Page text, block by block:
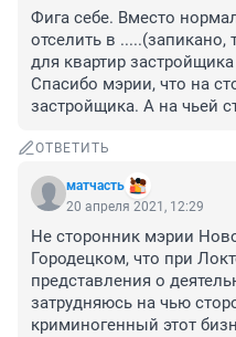
Фига себе. Вместо
отселить в
для квартир
Спасибо мэрии, что на
застройщика. А на чьей
ОТВЕТИТЬ
матчасть
20 апреля 2021, 12:29
Не сторонник мэрии
Городецком, что при
представления о
затрудняюсь на чью
криминогенный этот